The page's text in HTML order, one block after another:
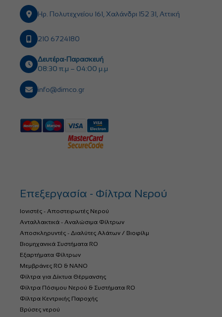
Ηρ. Πολυτεχνείου 161, Χαλάνδρι 152 31, Αττική
210 6724180
Δευτέρα-Παρασκευή
08:30 π.μ – 04:00 μ.μ
info@dimco.gr
Επεξεργασία - Φίλτρα Νερού
Ιονιστές - Αποστειρωτές Νερού
Ανταλλακτικά - Αναλώσιμα Φίλτρων
Αποσκληρυντές - Διαλύτες Αλάτων / Βιοφίλμ
Βιομηχανικά Συστήματα RO
Εξαρτήματα Φίλτρων
Μεμβράνες RO & NANO
Φίλτρα για Δίκτυα Θέρμανσης
Φίλτρα Πόσιμου Νερού & Συστήματα RO
Φίλτρα Κεντρικής Παροχής
Βρύσες νερού